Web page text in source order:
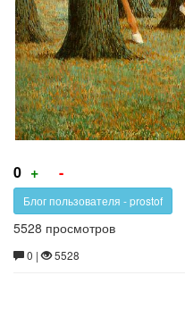
0 +
за!
-
против!
Блог пользователя - prostof
5528 просмотров
0 | 5528